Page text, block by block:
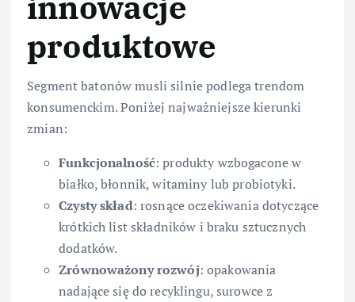
produktowe
Segment batonów musli silnie podlega trendom
konsumenckim. Poniżej najważniejsze kierunki
zmian:
Funkcjonalność: produkty wzbogacone w
białko, błonnik, witaminy lub probiotyki.
Czysty skład: rosnące oczekiwania dotyczące
krótkich list składników i braku sztucznych
dodatków.
Zrównoważony rozwój: opakowania
nadające się do recyklingu, surowce z